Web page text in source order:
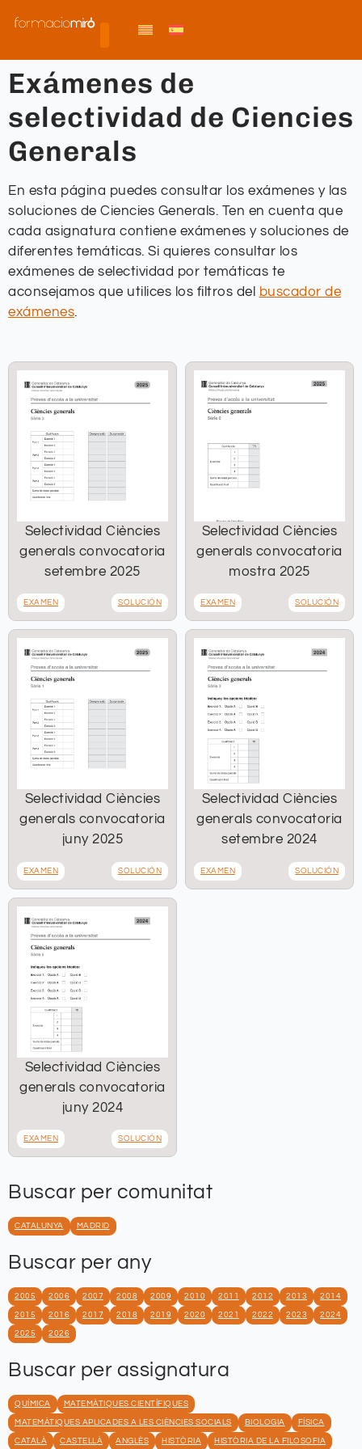
Exámenes de
selectividad de Ciencies
Generals
En esta página puedes consultar los exámenes y las
soluciones de Ciencies Generals. Ten en cuenta que
cada asignatura contiene exámenes y soluciones de
diferentes temáticas. Si quieres consultar los
exámenes de selectividad por temáticas te
aconsejamos que utilices los filtros del
buscador de
exámenes.
Selectividad Ciències
generals convocatoria
setembre 2025
EXAMEN SOLUCIÓN
Selectividad Ciències
generals convocatoria
mostra 2025
EXAMEN SOLUCIÓN
Selectividad Ciències
generals convocatoria
juny 2025
EXAMEN SOLUCIÓN
Selectividad Ciències
generals convocatoria
setembre 2024
EXAMEN SOLUCIÓN
Selectividad Ciències
generals convocatoria
juny 2024
EXAMEN SOLUCIÓN
Buscar per comunitat
CATALUNYA MADRID
Buscar per any
2005 2006 2007 2008 2009 2010 2011 2012 2013 2014
2015 2016 2017 2018 2019 2020 2021 2022 2023 2024
2025 2026
Buscar per assignatura
QUÍMICA MATEMÀTIQUES CIENTÍFIQUES
MATEMÀTIQUES APLICADES A LES CIÈNCIES SOCIALS BIOLOGIA FÍSICA
CATALÀ CASTELLÀ ANGLÈS HISTÒRIA HISTÒRIA DE LA FILOSOFIA